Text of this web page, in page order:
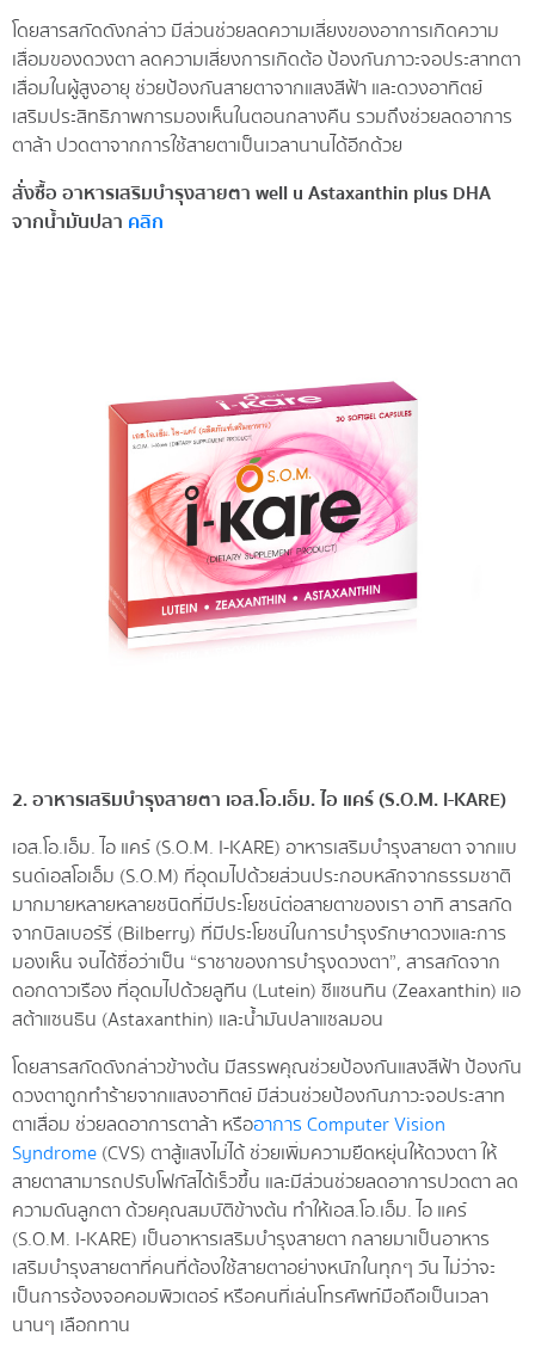
โดยสารสกัดดังกล่าว มีส่วนช่วยลดความเสี่ยงของอาการเกิดความ
เสื่อมของดวงตา ลดความเสี่ยงการเกิดต้อ ป้องกันภาวะจอประสาทตา
เสื่อมในผู้สูงอายุ ช่วยป้องกันสายตาจากแสงสีฟ้า และดวงอาทิตย์
เสริมประสิทธิภาพการมองเห็นในตอนกลางคืน รวมถึงช่วยลดอาการ
ตาล้า ปวดตาจากการใช้สายตาเป็นเวลานานได้อีกด้วย
สั่งซื้อ อาหารเสริมบำรุงสายตา well u Astaxanthin plus DHA
จากน้ำมันปลา คลิก
2. อาหารเสริมบำรุงสายตา เอส.โอ.เอ็ม. ไอ แคร์ (S.O.M. I-KARE)
เอส.โอ.เอ็ม. ไอ แคร์ (S.O.M. I-KARE) อาหารเสริมบำรุงสายตา จากแบ
รนด์เอสโอเอ็ม (S.O.M) ที่อุดมไปด้วยส่วนประกอบหลักจากธรรมชาติ
มากมายหลายหลายชนิดที่มีประโยชน์ต่อสายตาของเรา อาทิ สารสกัด
จากบิลเบอร์รี่ (Bilberry) ที่มีประโยชน์ในการบำรุงรักษาดวงและการ
มองเห็น จนได้ชื่อว่าเป็น “ราชาของการบำรุงดวงตา”, สารสกัดจาก
ดอกดาวเรือง ที่อุดมไปด้วยลูทีน (Lutein) ซีแซนทิน (Zeaxanthin) แอ
สต้าแซนธิน (Astaxanthin) และน้ำมันปลาแซลมอน
โดยสารสกัดดังกล่าวข้างต้น มีสรรพคุณช่วยป้องกันแสงสีฟ้า ป้องกัน
ดวงตาถูกทำร้ายจากแสงอาทิตย์ มีส่วนช่วยป้องกันภาวะจอประสาท
ตาเสื่อม ช่วยลดอาการตาล้า หรืออาการ Computer Vision
Syndrome(CVS) ตาสู้แสงไม่ได้ ช่วยเพิ่มความยืดหยุ่นให้ดวงตา ให้
สายตาสามารถปรับโฟกัสได้เร็วขึ้น และมีส่วนช่วยลดอาการปวดตา ลด
ความดันลูกตา ด้วยคุณสมบัติข้างต้น ทำให้เอส.โอ.เอ็ม. ไอ แคร์
(S.O.M. I-KARE) เป็นอาหารเสริมบำรุงสายตา กลายมาเป็นอาหาร
เสริมบำรุงสายตาที่คนที่ต้องใช้สายตาอย่างหนักในทุกๆ วัน ไม่ว่าจะ
เป็นการจ้องจอคอมพิวเตอร์ หรือคนที่เล่นโทรศัพท์มือถือเป็นเวลา
นานๆ เลือกทาน